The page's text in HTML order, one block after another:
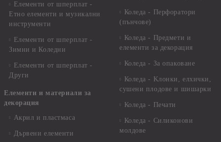
Елементи от шперплат -
Етно елементи и музикални
инструменти
Елементи от шперплат -
Зимни и Коледни
Елементи от шперплат -
Други
Елементи и материали за
декорация
Акрил и пластмаса
Дървени елементи
Коледа - Перфоратори
(пънчове)
Коледа - Предмети и
елементи за декорация
Коледа - За опаковане
Коледа - Kлонки, елхички,
сушени плодове и шишарки
Коледа - Печати
Коледа - Силиконови
молдове